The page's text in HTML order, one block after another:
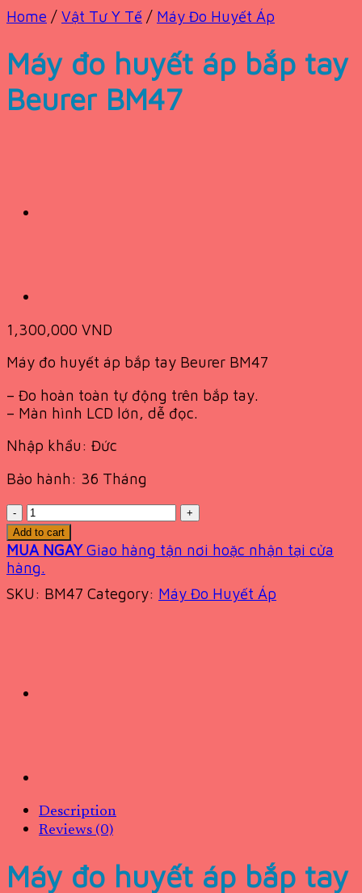
Home / Vật Tư Y Tế / Máy Đo Huyết Áp
Máy đo huyết áp bắp tay
Beurer BM47
1,300,000 VND
Máy đo huyết áp bắp tay Beurer BM47
– Đo hoàn toàn tự động trên bắp tay.
– Màn hình LCD lớn, dễ đọc.
Nhập khẩu: Đức
Bảo hành: 36 Tháng
Quantity
Add to cart
MUA NGAY Giao hàng tận nơi hoặc nhận tại cửa
hàng.
SKU: BM47 Category: Máy Đo Huyết Áp
Description
Reviews (0)
Máy đo huyết áp bắp tay